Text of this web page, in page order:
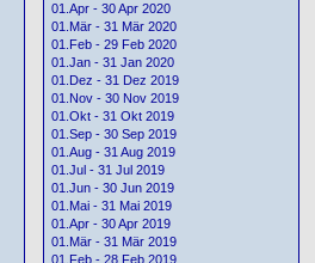
01.Apr - 30 Apr 2020
01.Mär - 31 Mär 2020
01.Feb - 29 Feb 2020
01.Jan - 31 Jan 2020
01.Dez - 31 Dez 2019
01.Nov - 30 Nov 2019
01.Okt - 31 Okt 2019
01.Sep - 30 Sep 2019
01.Aug - 31 Aug 2019
01.Jul - 31 Jul 2019
01.Jun - 30 Jun 2019
01.Mai - 31 Mai 2019
01.Apr - 30 Apr 2019
01.Mär - 31 Mär 2019
01.Feb - 28 Feb 2019